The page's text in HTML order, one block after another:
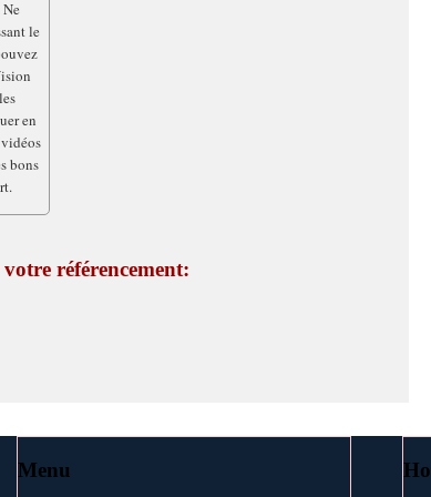
le
en
bons
référencement:
Menu